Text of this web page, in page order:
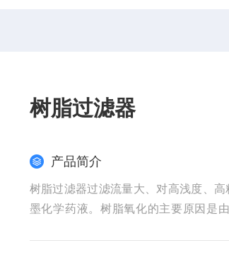
树脂过滤器
产品简介
树脂过滤器过滤流量大、对高浅度、
墨化学药液。树脂氧化的主要原因是
用，当温度高时，树脂受氧化剂浸蚀